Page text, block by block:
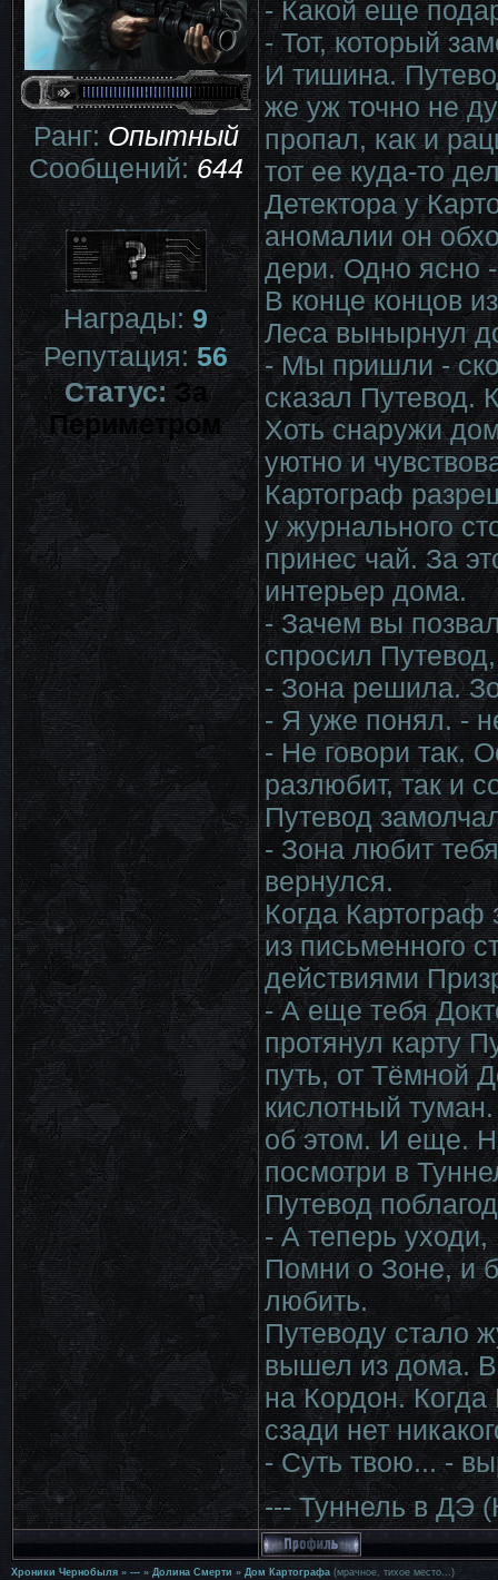
Ранг:Опытный
Сообщений:644
Награды:9
Репутация:56
Статус:За
Периметром
- Какой еще
- Тот, который
И тишина.
же уж точно не
пропал, как и
тот ее куда-то
Детектора у
аномалии он
дери. Одно ясно
В конце концов
Леса вынырнул
- Мы пришли -
сказал Путевод.
Хоть снаружи
уютно и
Картограф
у журнального
принес чай. За
интерьер дома.
- Зачем вы
спросил
- Зона решила.
- Я уже понял. -
- Не говори так.
разлюбит, так и
Путевод
- Зона любит
вернулся.
Когда Картограф
из письменного
действиями
- А еще тебя
протянул карту
путь, от Тёмной
кислотный
об этом. И еще.
посмотри в
Путевод
- А теперь
Помни о Зоне, и
любить.
Путеводу стало
вышел из дома.
на Кордон. Когда
сзади нет
- Суть твою... -
--- Туннель в ДЭ
Хроники Чернобыля » --- » Долина Смерти » Дом Картографа (мрачное, тихое место...)